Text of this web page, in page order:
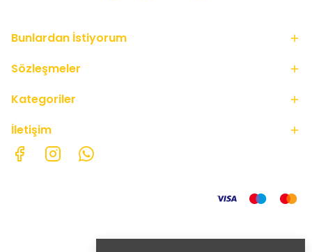
Bunlardan İstiyorum
Sözleşmeler
Kategoriler
İletişim